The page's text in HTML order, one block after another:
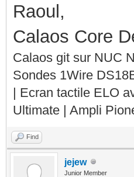
Raoul,
Calaos Core
Calaos git sur NUC
Sondes 1Wire
| Ecran tactile ELO
Ultimate | Ampli
Find
jejew
Junior Member